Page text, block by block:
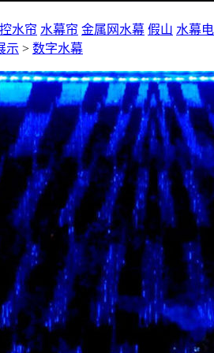
水帘 水幕帘 金属网水幕 假山 水幕
示 > 数字水幕